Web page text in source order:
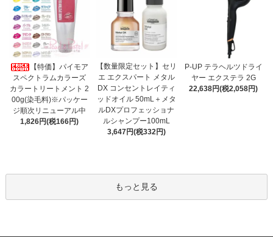
【特価】パイモア
スペクトラムカラーズ
カラートリートメント 2
00g(染毛料)※パッケー
ジ順次リニューアル中
1,826円(税166円)
【数量限定セット】セリ
エ エクスパート メタル
DX コンセントレイティ
ッドオイル 50mL＋メタ
ルDXプロフェッショナ
ルシャンプー100mL
3,647円(税332円)
P-UP テラヘルツドライ
ヤー エクステラ 2G
22,638円(税2,058円)
もっと見る